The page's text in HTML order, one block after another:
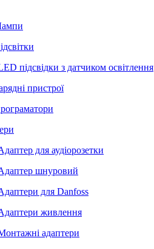
підсвідки з датчиком освітлення
пристрої
для аудіорозетки
шнуровий
для Danfoss
живлення
адаптери